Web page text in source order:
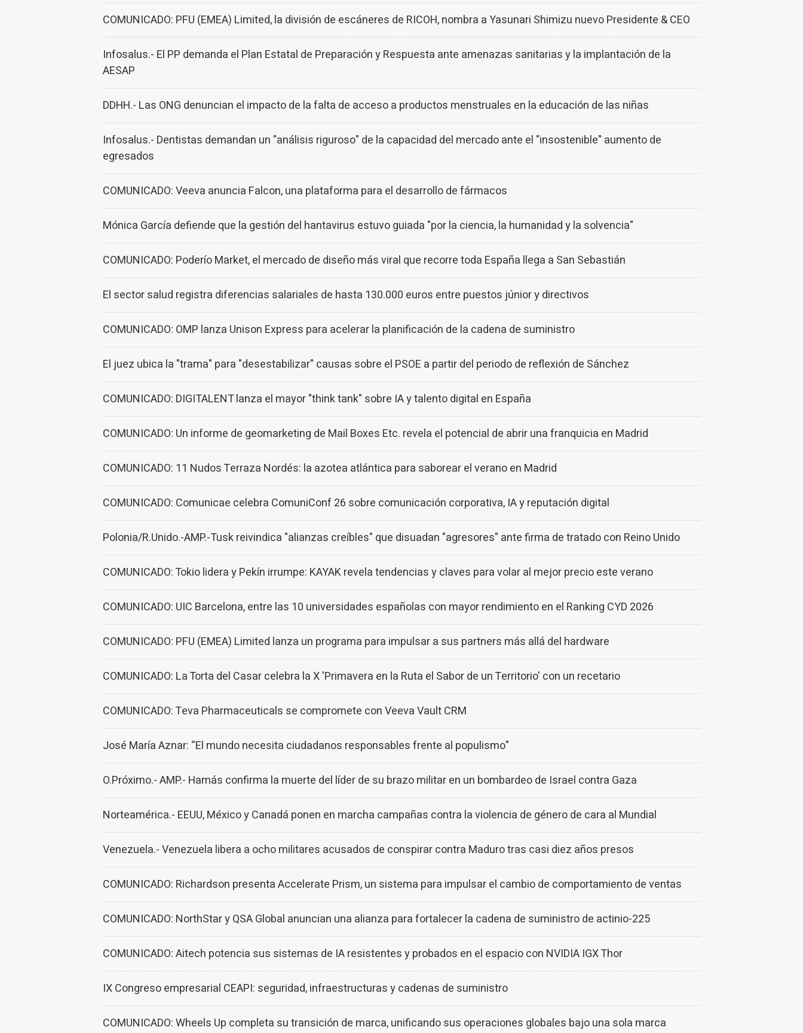
COMUNICADO: PFU (EMEA) Limited, la división de escáneres de RICOH, nombra a Yasunari Shimizu nuevo Presidente & CEO
Infosalus.- El PP demanda el Plan Estatal de Preparación y Respuesta ante amenazas sanitarias y la implantación de la
AESAP
DDHH.- Las ONG denuncian el impacto de la falta de acceso a productos menstruales en la educación de las niñas
Infosalus.- Dentistas demandan un "análisis riguroso" de la capacidad del mercado ante el "insostenible" aumento de
egresados
COMUNICADO: Veeva anuncia Falcon, una plataforma para el desarrollo de fármacos
Mónica García defiende que la gestión del hantavirus estuvo guiada "por la ciencia, la humanidad y la solvencia"
COMUNICADO: Poderío Market, el mercado de diseño más viral que recorre toda España llega a San Sebastián
El sector salud registra diferencias salariales de hasta 130.000 euros entre puestos júnior y directivos
COMUNICADO: OMP lanza Unison Express para acelerar la planificación de la cadena de suministro
El juez ubica la "trama" para "desestabilizar" causas sobre el PSOE a partir del periodo de reflexión de Sánchez
COMUNICADO: DIGITALENT lanza el mayor "think tank" sobre IA y talento digital en España
COMUNICADO: Un informe de geomarketing de Mail Boxes Etc. revela el potencial de abrir una franquicia en Madrid
COMUNICADO: 11 Nudos Terraza Nordés: la azotea atlántica para saborear el verano en Madrid
COMUNICADO: Comunicae celebra ComuniConf 26 sobre comunicación corporativa, IA y reputación digital
Polonia/R.Unido.-AMP.-Tusk reivindica "alianzas creíbles" que disuadan "agresores" ante firma de tratado con Reino Unido
COMUNICADO: Tokio lidera y Pekín irrumpe: KAYAK revela tendencias y claves para volar al mejor precio este verano
COMUNICADO: UIC Barcelona, entre las 10 universidades españolas con mayor rendimiento en el Ranking CYD 2026
COMUNICADO: PFU (EMEA) Limited lanza un programa para impulsar a sus partners más allá del hardware
COMUNICADO: La Torta del Casar celebra la X 'Primavera en la Ruta el Sabor de un Territorio' con un recetario
COMUNICADO: Teva Pharmaceuticals se compromete con Veeva Vault CRM
José María Aznar: “El mundo necesita ciudadanos responsables frente al populismo"
O.Próximo.- AMP.- Hamás confirma la muerte del líder de su brazo militar en un bombardeo de Israel contra Gaza
Norteamérica.- EEUU, México y Canadá ponen en marcha campañas contra la violencia de género de cara al Mundial
Venezuela.- Venezuela libera a ocho militares acusados de conspirar contra Maduro tras casi diez años presos
COMUNICADO: Richardson presenta Accelerate Prism, un sistema para impulsar el cambio de comportamiento de ventas
COMUNICADO: NorthStar y QSA Global anuncian una alianza para fortalecer la cadena de suministro de actinio-225
COMUNICADO: Aitech potencia sus sistemas de IA resistentes y probados en el espacio con NVIDIA IGX Thor
IX Congreso empresarial CEAPI: seguridad, infraestructuras y cadenas de suministro
COMUNICADO: Wheels Up completa su transición de marca, unificando sus operaciones globales bajo una sola marca